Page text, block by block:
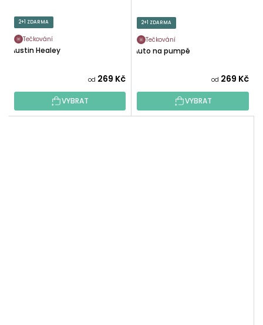
2+1 ZDARMA
Tečkování
Austin Healey
od 269 Kč
VYBRAT
2+1 ZDARMA
Tečkování
Auto na pumpě
od 269 Kč
VYBRAT